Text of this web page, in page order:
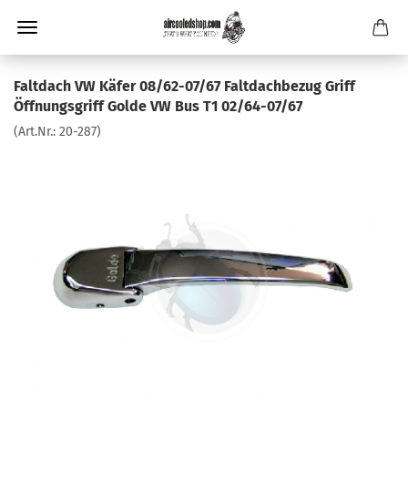
Faltdach VW Käfer 08/62-07/67 Faltdachbezug Griff
Öffnungsgriff Golde VW Bus T1 02/64-07/67
(Art.Nr.: 20-287)